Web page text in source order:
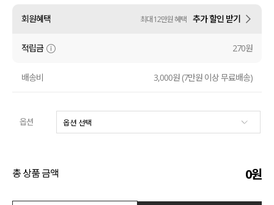
셔츠
원피스
니트
회원혜택 최대 12만원 혜택 추가 할인 받기
적립금 270원
배송비 3,000원 (7만원 이상 무료배송)
옵션
총 상품 금액 0원